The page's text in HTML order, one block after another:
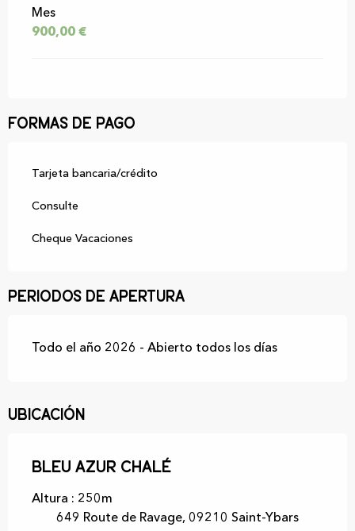
Mes
900,00 €
Formas de pago
Tarjeta bancaria/crédito
Consulte
Cheque Vacaciones
Periodos de apertura
Todo el año 2026 - Abierto todos los días
Ubicación
Bleu Azur Chalé
Altura : 250m
649 Route de Ravage, 09210 Saint-Ybars